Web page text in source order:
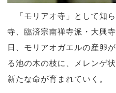
「モリアオ寺」として知
寺、臨済宗南禅寺派・大興
日、モリアオガエルの産卵
る池の木の枝に、メレンゲ
新たな命が育まれていく。